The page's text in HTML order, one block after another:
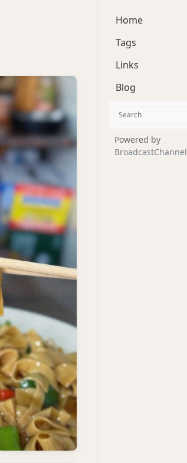
Home
Tags
Links
Blog
Powered by
BroadcastChannel